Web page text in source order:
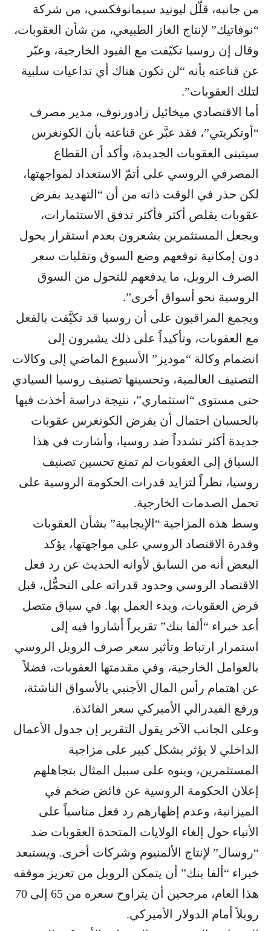
من جانبه، قلَّل ليونيد سيمانوفكسي، من شركة
“نوفاتيك” لإنتاج الغاز الطبيعي، من شأن العقوبات،
وقال إن روسيا تكيّفت مع القيود الخارجية، وعبّر
عن قناعته بأنه “لن تكون هناك أي تداعيات سلبية
لتلك العقوبات”.
أما الاقتصادي ميخائيل زادورنوف، مدير مصرف
“أوتكريتي”، فقد عبَّر عن قناعته بأن الكونغرس
سيتبنى العقوبات الجديدة، وأكد أن القطاع
المصرفي الروسي على أتمّ الاستعداد لمواجهتها،
لكن حذر في الوقت ذاته من أن “التهديد بفرض
عقوبات يقلص أكثر فأكثر تدفق الاستثمارات،
ويجعل المستثمرين يشعرون بعدم استقرار يحول
دون إمكانية توقعهم وضع السوق وتقلبات سعر
الصرف الروبل، ما يدفعهم للتحول من السوق
الروسية نحو أسواق أخرى”.
ويجمع المراقبون على أن روسيا قد تكيَّفت بالفعل
مع العقوبات، وتأكيداً على ذلك يشيرون إلى
انضمام وكالة “موديز” الأسبوع الماضي إلى وكالات
التصنيف العالمية، وتحسينها تصنيف روسيا السيادي
حتى مستوى “استثماري”، نتيجة دراسة أخذت فيها
بالحسبان احتمال أن يفرض الكونغرس عقوبات
جديدة أكثر تشدداً ضد روسيا، وأشارت في هذا
السياق إلى العقوبات لم تمنع تحسين تصنيف
روسيا، نظراً لتزايد قدرات الحكومة الروسية على
تحمل الصدمات الخارجية.
وسط هذه المزاجية “الإيجابية” بشأن العقوبات
وقدرة الاقتصاد الروسي على مواجهتها، يؤكد
البعض أنه من السابق لأوانه الحديث عن رد فعل
الاقتصاد الروسي وحدود قدراته على التحمُّل، قبل
فرض العقوبات، وبدء العمل بها. في سياق متصل
أعد خبراء “ألفا بنك” تقريراً أشاروا فيه إلى
استمرار ارتباط وتأثير سعر صرف الروبل الروسي
بالعوامل الخارجية، وفي مقدمتها العقوبات، فضلاً
عن اهتمام رأس المال الأجنبي بالأسواق الناشئة،
ورفع الفيدرالي الأميركي سعر الفائدة.
وعلى الجانب الآخر يقول التقرير إن جدول الأعمال
الداخلي لا يؤثر بشكل كبير على مزاجية
المستثمرين، وينوه على سبيل المثال بتجاهلهم
إعلان الحكومة الروسية عن فائض ضخم في
الميزانية، وعدم إظهارهم رد فعل مناسباً على
الأنباء حول إلغاء الولايات المتحدة العقوبات ضد
“روسال” لإنتاج الألمنيوم وشركات أخرى. ويستبعد
خبراء “ألفا بنك” أن يتمكن الروبل من تعزيز موقفه
هذا العام، مرجحين أن يتراوح سعره من 65 إلى 70
روبلاً أمام الدولار الأميركي.